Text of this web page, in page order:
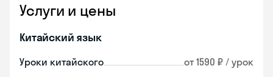
Услуги и цены
Китайский язык
Уроки китайского от 1590 ₽ / урок